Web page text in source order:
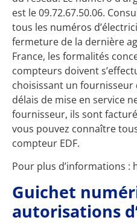
est le 09.72.67.50.06.
tous les numéros
fermeture de la dernière
France, les formalités
compteurs doivent
choisissant un fournisseur
délais de mise en service
fournisseur, ils sont
vous pouvez connaître
compteur EDF.
Pour plus d’informations :
Guichet
autorisations